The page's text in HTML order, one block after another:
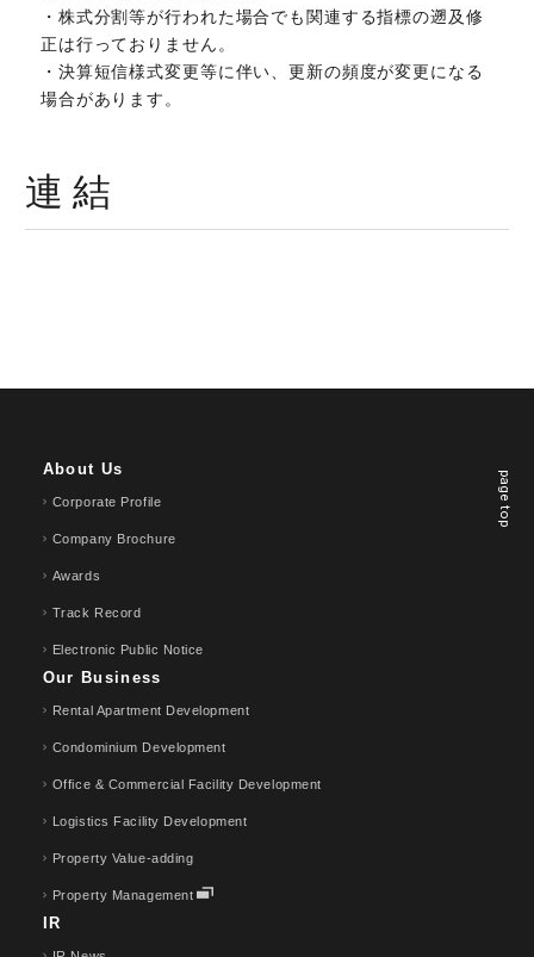
・株式分割等が行われた場合でも関連する指標の遡及修
正は行っておりません。
・決算短信様式変更等に伴い、更新の頻度が変更になる
場合があります。
連結
page top
About Us
Corporate Profile
Company Brochure
Awards
Track Record
Electronic Public Notice
Our Business
Rental Apartment Development
Condominium Development
Office & Commercial Facility Development
Logistics Facility Development
Property Value-adding
Property Management
IR